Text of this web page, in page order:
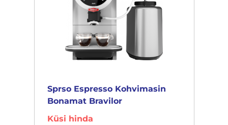
Sprso Espresso Kohvimasin
Bonamat Bravilor
Küsi hinda